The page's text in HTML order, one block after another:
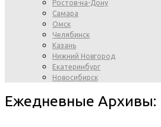
Ростов-на-Дону
Самара
Омск
Челябинск
Казань
Нижний Новгород
Екатеринбург
Новосибирск
Ежедневные Архивы: